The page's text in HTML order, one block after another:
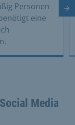
Personen
eine
Media